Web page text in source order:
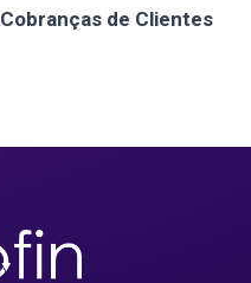
Cobranças de Clientes